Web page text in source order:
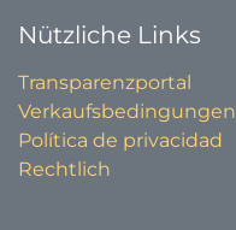
Nützliche Links
Transparenzportal
Verkaufsbedingungen
Política de privacidad
Rechtlich